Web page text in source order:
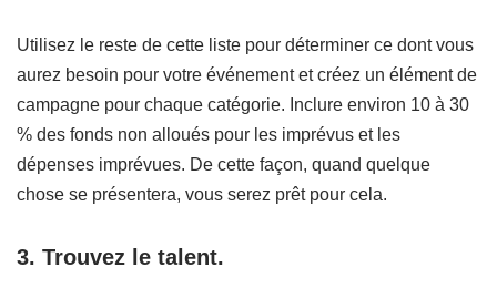
Utilisez le reste de cette liste pour déterminer ce dont vous
aurez besoin pour votre événement et créez un élément de
campagne pour chaque catégorie. Inclure environ 10 à 30
% des fonds non alloués pour les imprévus et les
dépenses imprévues. De cette façon, quand quelque
chose se présentera, vous serez prêt pour cela.
3. Trouvez le talent.